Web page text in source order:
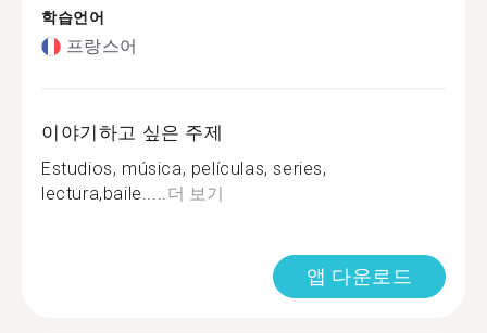
학습언어
프랑스어
이야기하고 싶은 주제
Estudios, música, películas, series,
lectura,baile.....더 보기
앱 다운로드